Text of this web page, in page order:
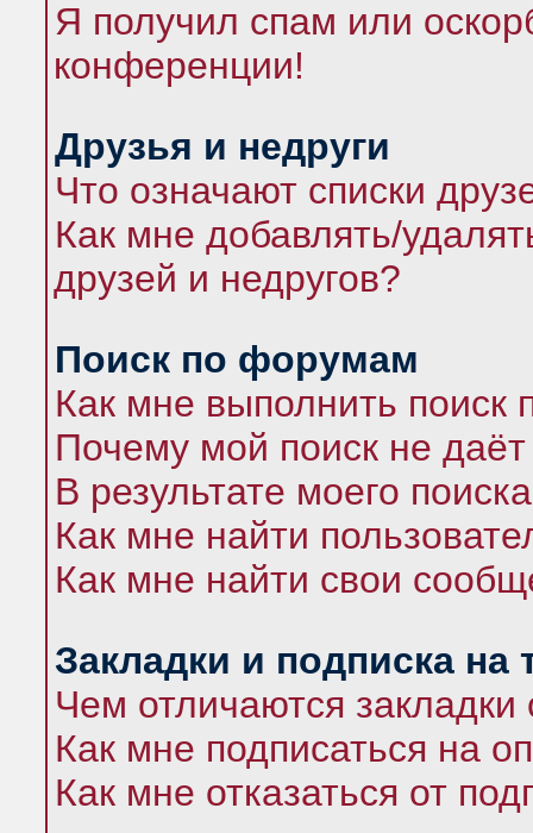
Я получил спам или
конференции!
Друзья и недруги
Что означают списки
Как мне добавлять/
друзей и недругов?
Поиск по форумам
Как мне выполнить
Почему мой поиск не даёт
В результате моего
Как мне найти
Как мне найти свои
Закладки и подписка на
Чем отличаются закладки
Как мне подписаться на
Как мне отказаться от